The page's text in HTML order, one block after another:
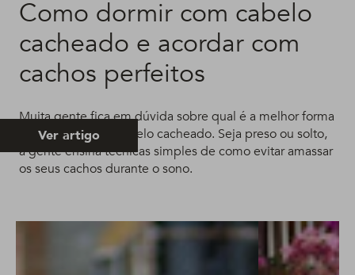
Como dormir com cabelo
cacheado e acordar com
cachos perfeitos
Muita gente fica em dúvida sobre qual é a melhor forma
de dormir com o cabelo cacheado. Seja preso ou solto,
a gente ensina técnicas simples de como evitar amassar
os seus cachos durante o sono.
Ver artigo